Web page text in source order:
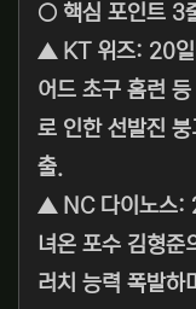
○ 핵심 포인트 3
▲ KT 위즈: 20일
어드 초구 홈런
로 인한 선발진
출.
▲ NC 다이노스:
녀온 포수 김형
러치 능력 폭발하